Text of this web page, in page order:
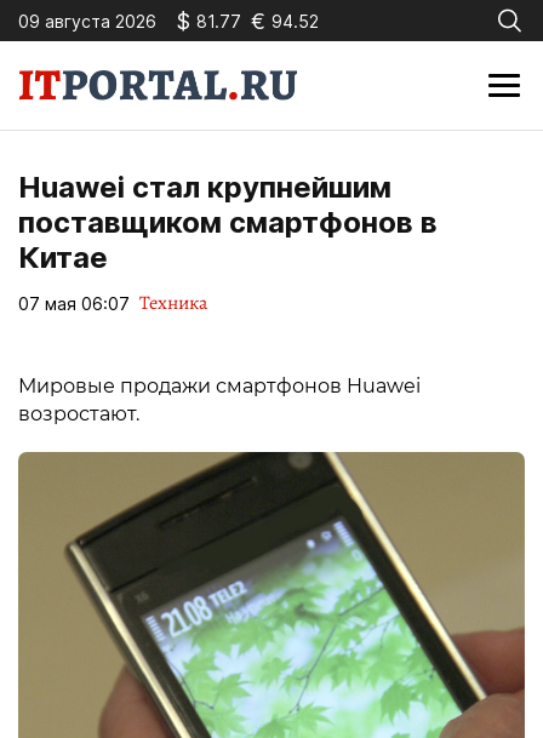
09 августа 2026 $ 81.77 € 94.52
Huawei стал крупнейшим
поставщиком смартфонов в
Китае
07 мая 06:07 Техника
Мировые продажи смартфонов Huawei
возростают.